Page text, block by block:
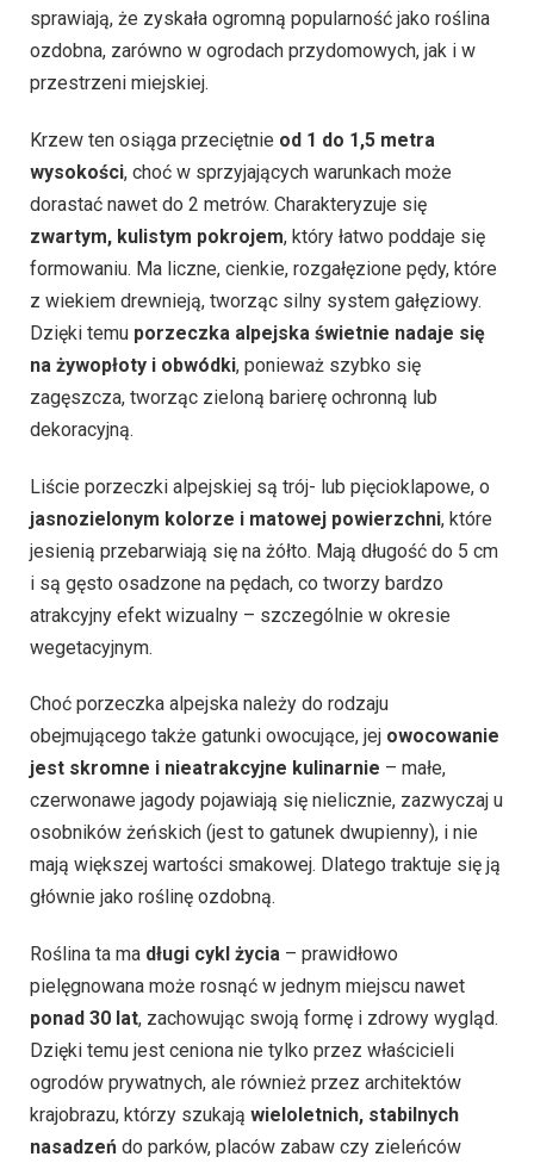
sprawiają, że zyskała ogromną popularność jako roślina
ozdobna, zarówno w ogrodach przydomowych, jak i w
przestrzeni miejskiej.
Krzew ten osiąga przeciętnie od 1 do 1,5 metra
wysokości, choć w sprzyjających warunkach może
dorastać nawet do 2 metrów. Charakteryzuje się
zwartym, kulistym pokrojem, który łatwo poddaje się
formowaniu. Ma liczne, cienkie, rozgałęzione pędy, które
z wiekiem drewnieją, tworząc silny system gałęziowy.
Dzięki temu porzeczka alpejska świetnie nadaje się
na żywopłoty i obwódki, ponieważ szybko się
zagęszcza, tworząc zieloną barierę ochronną lub
dekoracyjną.
Liście porzeczki alpejskiej są trój- lub pięcioklapowe, o
jasnozielonym kolorze i matowej powierzchni, które
jesienią przebarwiają się na żółto. Mają długość do 5 cm
i są gęsto osadzone na pędach, co tworzy bardzo
atrakcyjny efekt wizualny – szczególnie w okresie
wegetacyjnym.
Choć porzeczka alpejska należy do rodzaju
obejmującego także gatunki owocujące, jej owocowanie
jest skromne i nieatrakcyjne kulinarnie – małe,
czerwonawe jagody pojawiają się nielicznie, zazwyczaj u
osobników żeńskich (jest to gatunek dwupienny), i nie
mają większej wartości smakowej. Dlatego traktuje się ją
głównie jako roślinę ozdobną.
Roślina ta ma długi cykl życia – prawidłowo
pielęgnowana może rosnąć w jednym miejscu nawet
ponad 30 lat, zachowując swoją formę i zdrowy wygląd.
Dzięki temu jest ceniona nie tylko przez właścicieli
ogrodów prywatnych, ale również przez architektów
krajobrazu, którzy szukają wieloletnich, stabilnych
nasadzeń do parków, placów zabaw czy zieleńców